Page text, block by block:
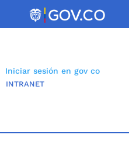
Iniciar sesión en gov co
INTRANET